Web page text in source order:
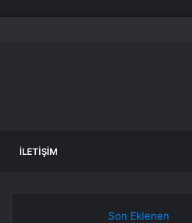
İLETIŞIM
Son Eklenen